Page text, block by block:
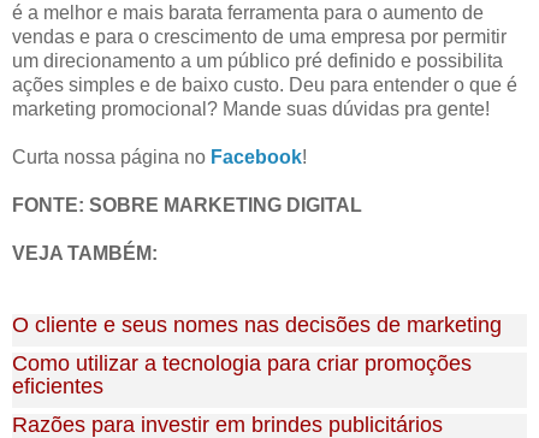
é a melhor e mais barata ferramenta para o aumento de
vendas e para o crescimento de uma empresa por permitir
um direcionamento a um público pré definido e possibilita
ações simples e de baixo custo. Deu para entender o que é
marketing promocional? Mande suas dúvidas pra gente!
Curta nossa página no Facebook!
FONTE: SOBRE MARKETING DIGITAL
VEJA TAMBÉM:
O cliente e seus nomes nas decisões de marketing
Como utilizar a tecnologia para criar promoções
eficientes
Razões para investir em brindes publicitários